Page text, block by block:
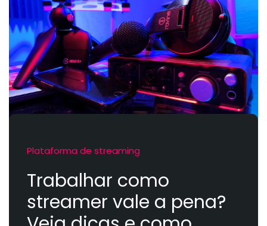
Plataforma de streaming
Trabalhar como
streamer vale a pena?